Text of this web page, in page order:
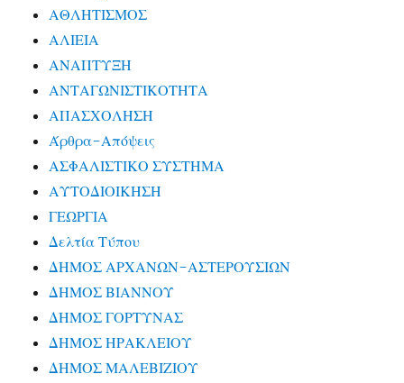
ΑΘΛΗΤΙΣΜΟΣ
ΑΛΙΕΙΑ
ΑΝΑΠΤΥΞΗ
ΑΝΤΑΓΩΝΙΣΤΙΚΟΤΗΤΑ
ΑΠΑΣΧΟΛΗΣΗ
Άρθρα-Απόψεις
ΑΣΦΑΛΙΣΤΙΚΟ ΣΥΣΤΗΜΑ
ΑΥΤΟΔΙΟΙΚΗΣΗ
ΓΕΩΡΓΙΑ
Δελτία Τύπου
ΔΗΜΟΣ ΑΡΧΑΝΩΝ-ΑΣΤΕΡΟΥΣΙΩΝ
ΔΗΜΟΣ ΒΙΑΝΝΟΥ
ΔΗΜΟΣ ΓΟΡΤΥΝΑΣ
ΔΗΜΟΣ ΗΡΑΚΛΕΙΟΥ
ΔΗΜΟΣ ΜΑΛΕΒΙΖΙΟΥ